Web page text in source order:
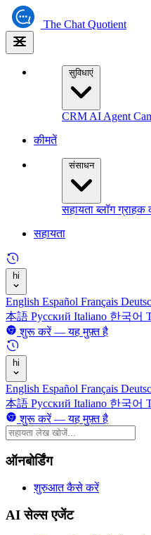
The Chat Quotient
सुविधाएं
CRM AI Agent
कीमतें
संसाधन
सहायताब्लॉगग्राहक
सहायता
hi
English Español Français
本語 Русский Italiano 한국어
शुरू करें — यह मुफ़्त है
hi
English Español Français
本語 Русский Italiano 한국어
शुरू करें — यह मुफ़्त है
ऑनबोर्डिंग
शुरुआत कैसे करें
AI सेल्स एजेंट